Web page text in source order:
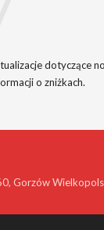
dotyczące
o zniżkach.
Gorzów